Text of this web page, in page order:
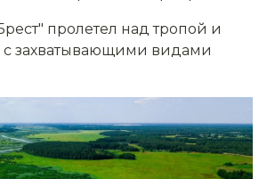
пролетел над тропой и
с захватывающими видами